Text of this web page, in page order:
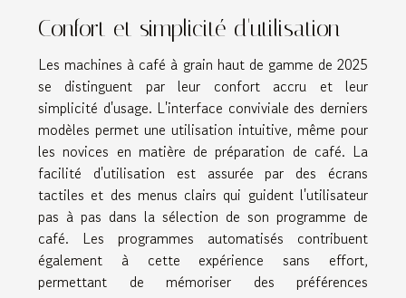
Confort et simplicité d'utilisation
Les machines à café à grain haut de gamme de 2025
se distinguent par leur confort accru et leur
simplicité d'usage. L'interface conviviale des derniers
modèles permet une utilisation intuitive, même pour
les novices en matière de préparation de café. La
facilité d'utilisation est assurée par des écrans
tactiles et des menus clairs qui guident l'utilisateur
pas à pas dans la sélection de son programme de
café. Les programmes automatisés contribuent
également à cette expérience sans effort,
permettant de mémoriser des préférences